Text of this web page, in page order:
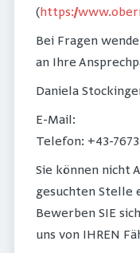
(https://
Bei Fragen
an Ihre
Daniela
E-Mail:
Telefon: +43-7673
Sie können nicht
gesuchten Stelle
Bewerben SIE
uns von IHREN